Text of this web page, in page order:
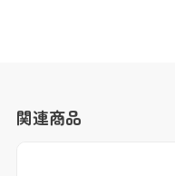
関連商品